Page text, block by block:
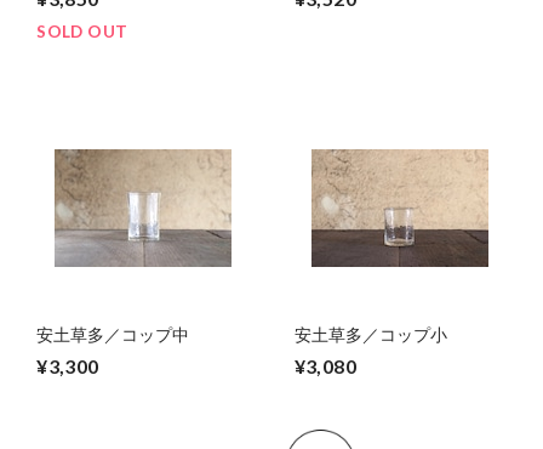
SOLD OUT
安土草多／コップ中
¥3,300
安土草多／コップ小
¥3,080